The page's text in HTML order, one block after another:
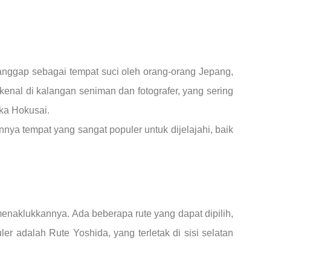
sebagai tempat suci oleh orang-orang Jepang,
di kalangan seniman dan fotografer, yang sering
Hokusai.
tempat yang sangat populer untuk dijelajahi, baik
Ada beberapa rute yang dapat dipilih,
adalah Rute Yoshida, yang terletak di sisi selatan